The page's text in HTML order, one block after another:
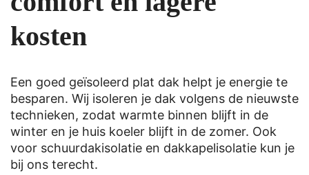
kosten
Een goed geïsoleerd plat dak helpt je energie te
besparen. Wij isoleren je dak volgens de nieuwste
technieken, zodat warmte binnen blijft in de
winter en je huis koeler blijft in de zomer. Ook
voor schuurdakisolatie en dakkapelisolatie kun je
bij ons terecht.